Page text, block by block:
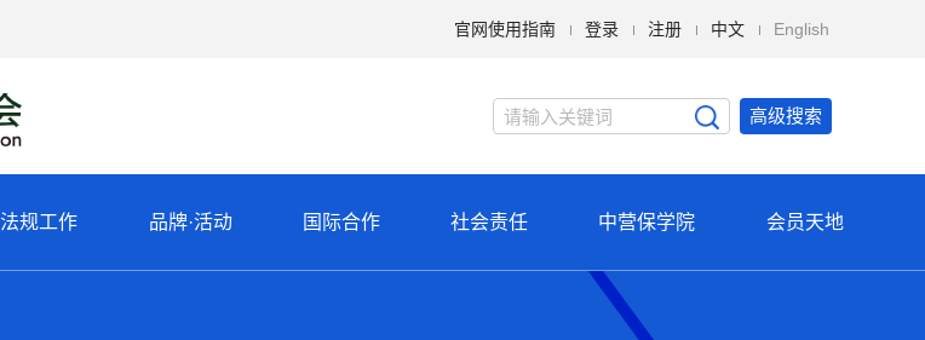
官网使用指南 登录 注册 中文 English
高级搜索
法规工作 品牌·活动 国际合作 社会责任 中营保学院 会员天地